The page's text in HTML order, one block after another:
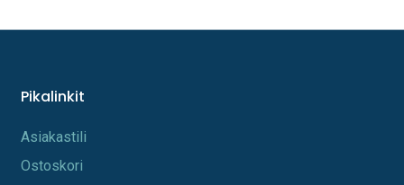
Pikalinkit
A​s​iakastili
Os​toskori